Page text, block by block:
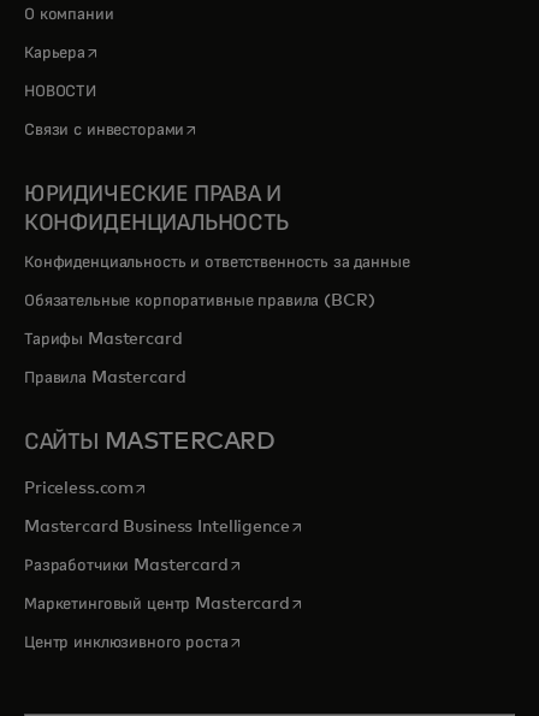
О компании
Карьера opens in a new tab
НОВОСТИ
Связи с инвесторами opens in a new tab
ЮРИДИЧЕСКИЕ ПРАВА И
КОНФИДЕНЦИАЛЬНОСТЬ
Конфиденциальность и ответственность за данные
Обязательные корпоративные правила (BCR)
Тарифы Mastercard
Правила Mastercard
САЙТЫ MASTERCARD
Priceless.com opens in a new tab
Mastercard Business Intelligenceopens in a new tab
Разработчики Mastercardopens in a new tab
Маркетинговый центр Mastercardopens in a new tab
Центр инклюзивного ростаopens in a new tab